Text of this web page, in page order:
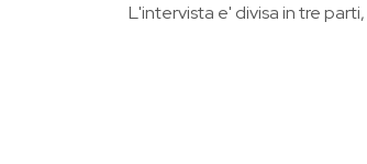
L'intervista e' divisa in tre